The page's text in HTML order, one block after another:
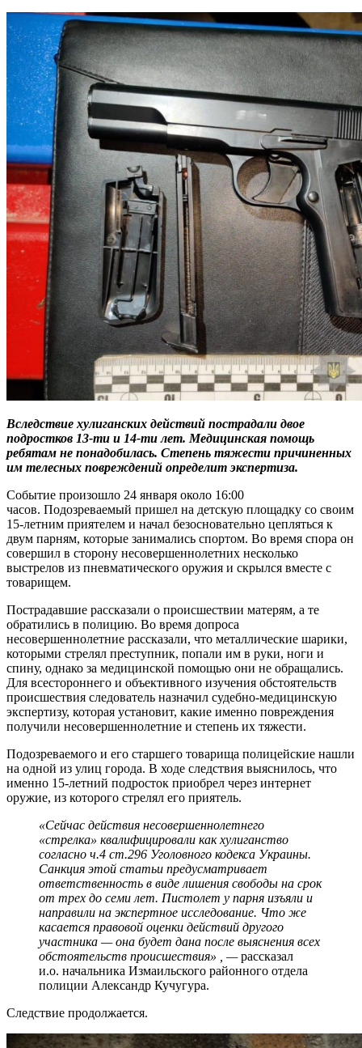
Вследствие хулиганских действий пострадали двое
подростков 13-ти и 14-ти лет. Медицинская помощь
ребятам не понадобилась. Степень тяжести причиненных
им телесных повреждений определит экспертиза.
Событие произошло 24 января около 16:00
часов. Подозреваемый пришел на детскую площадку со своим
15-летним приятелем и начал безосновательно цепляться к
двум парням, которые занимались спортом. Во время спора он
совершил в сторону несовершеннолетних несколько
выстрелов из пневматического оружия и скрылся вместе с
товарищем.
Пострадавшие рассказали о происшествии матерям, а те
обратились в полицию. Во время допроса
несовершеннолетние рассказали, что металлические шарики,
которыми стрелял преступник, попали им в руки, ноги и
спину, однако за медицинской помощью они не обращались.
Для всестороннего и объективного изучения обстоятельств
происшествия следователь назначил судебно-медицинскую
экспертизу, которая установит, какие именно повреждения
получили несовершеннолетние и степень их тяжести.
Подозреваемого и его старшего товарища полицейские нашли
на одной из улиц города. В ходе следствия выяснилось, что
именно 15-летний подросток приобрел через интернет
оружие, из которого стрелял его приятель.
«Сейчас действия несовершеннолетнего
«стрелка» квалифицировали как хулиганство
согласно ч.4 ст.296 Уголовного кодекса Украины.
Санкция этой статьи предусматривает
ответственность в виде лишения свободы на срок
от трех до семи лет. Пистолет у парня изъяли и
направили на экспертное исследование. Что же
касается правовой оценки действий другого
участника — она будет дана после выяснения всех
обстоятельств происшествия» , —рассказал
и.о. начальника Измаильского районного отдела
полиции Александр Кучугура.
Следствие продолжается.